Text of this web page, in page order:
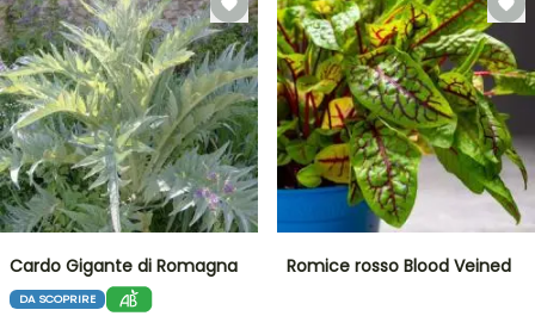
Cardo Gigante di Romagna
DA SCOPRIRE
Romice rosso Blood Veined